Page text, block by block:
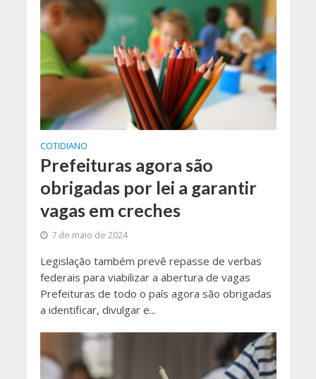
COTIDIANO
Prefeituras agora são
obrigadas por lei a garantir
vagas em creches
7 de maio de 2024
Legislação também prevê repasse de verbas
federais para viabilizar a abertura de vagas
Prefeituras de todo o país agora são obrigadas
a identificar, divulgar e...